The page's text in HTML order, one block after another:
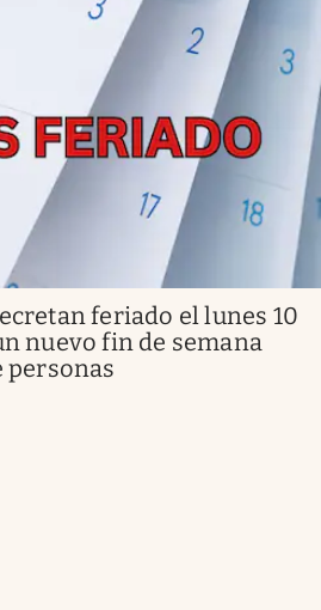
feriado el lunes 10
nuevo fin de semana
personas